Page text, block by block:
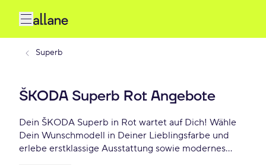
Superb
ŠKODA Superb Rot Angebote
Dein ŠKODA Superb in Rot wartet auf Dich! Wähle
Dein Wunschmodell in Deiner Lieblingsfarbe und
erlebe erstklassige Ausstattung sowie modernes